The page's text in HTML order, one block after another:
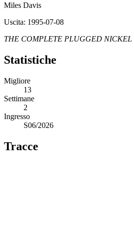
Miles Davis
Uscita: 1995-07-08
THE COMPLETE PLUGGED NICKEL
Statistiche
Migliore
13
Settimane
2
Ingresso
S06/2026
Tracce